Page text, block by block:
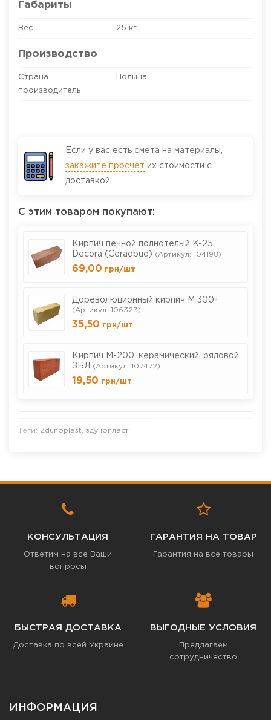
Габариты
Вес 25 кг
Производство
Страна-
производитель
Польша
Если у вас есть смета на материалы,
закажите просчет их стоимости с
доставкой.
С этим товаром покупают:
Кирпич печной полнотелый K-25
Decora (Ceradbud) (Артикул: 104198)
69,00 грн/шт
Дореволюционный кирпич М 300+
(Артикул: 106323)
35,50 грн/шт
Кирпич М-200, керамический, рядовой,
ЗБЛ
(Артикул: 107472)
19,50 грн/шт
Теги: Zdunoplast здунопласт
КОНСУЛЬТАЦИЯ
Ответим на все Ваши
вопросы
ГАРАНТИЯ НА ТОВАР
Гарантия на все товары
БЫСТРАЯ ДОСТАВКА
Доставка по всей Украине
ВЫГОДНЫЕ УСЛОВИЯ
Предлагаем
сотрудничество
ИНФОРМАЦИЯ